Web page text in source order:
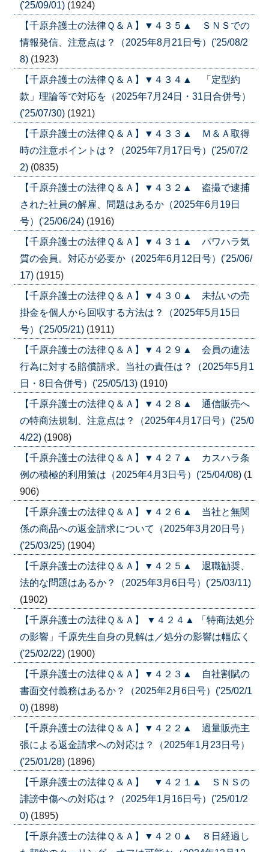
('25/09/01) (1924)
【千原弁護士の法律Ｑ＆Ａ】▼４３５▲ ＳＮＳでの
情報発信、注意点は？（2025年8月21日号）('25/08/2
8) (1923)
【千原弁護士の法律Ｑ＆Ａ】▼４３４▲ 「定型約
款」理論等で対応を（2025年7月24日・31日合併号）
('25/07/30) (1921)
【千原弁護士の法律Ｑ＆Ａ】▼４３３▲ Ｍ＆Ａ取得
時の注意ポイントは？（2025年7月17日号）('25/07/2
2) (0835)
【千原弁護士の法律Ｑ＆Ａ】▼４３２▲ 盗撮で逮捕
された社員の解雇、問題はあるか（2025年6月19日
号）('25/06/24) (1916)
【千原弁護士の法律Ｑ＆Ａ】▼４３１▲ パワハラ気
質の会員。対応が必要か（2025年6月12日号）('25/06/
17) (1915)
【千原弁護士の法律Ｑ＆Ａ】▼４３０▲ 未払いの売
掛金を個人から回収する方法は？（2025年5月15日
号）('25/05/21) (1911)
【千原弁護士の法律Ｑ＆Ａ】▼４２９▲ 会員の違法
行為に対する賠償請求。当社の責任は？（2025年5月1
日・8日合併号）('25/05/13) (1910)
【千原弁護士の法律Ｑ＆Ａ】▼４２８▲ 通信販売へ
の特商法規制、注意点は？（2025年4月17日号）('25/0
4/22) (1908)
【千原弁護士の法律Ｑ＆Ａ】▼４２７▲ カスハラ条
例の積極的利用策は（2025年4月3日号）('25/04/08) (1
906)
【千原弁護士の法律Ｑ＆Ａ】▼４２６▲ 当社と無関
係の商品への返金請求について（2025年3月20日号）
('25/03/25) (1904)
【千原弁護士の法律Ｑ＆Ａ】▼４２５▲ 退職勧奨、
法的な問題はあるか？（2025年3月6日号）('25/03/11)
(1902)
【千原弁護士の法律Ｑ＆Ａ】 ▼４２４▲ 「特商法処分
の影響」千原先生自身の見解は／処分の影響は幅広く
('25/02/22) (1900)
【千原弁護士の法律Ｑ＆Ａ】▼４２３▲ 自社割賦の
書面交付義務はあるか？（2025年2月6日号）('25/02/1
0) (1898)
【千原弁護士の法律Ｑ＆Ａ】▼４２２▲ 過量販売主
張による返金請求への対応は？（2025年1月23日号）
('25/01/28) (1896)
【千原弁護士の法律Ｑ＆Ａ】 ▼４２１▲ ＳＮＳの
誹謗中傷への対応は？（2025年1月16日号）('25/01/2
0) (1895)
【千原弁護士の法律Ｑ＆Ａ】▼４２０▲ ８日経過し